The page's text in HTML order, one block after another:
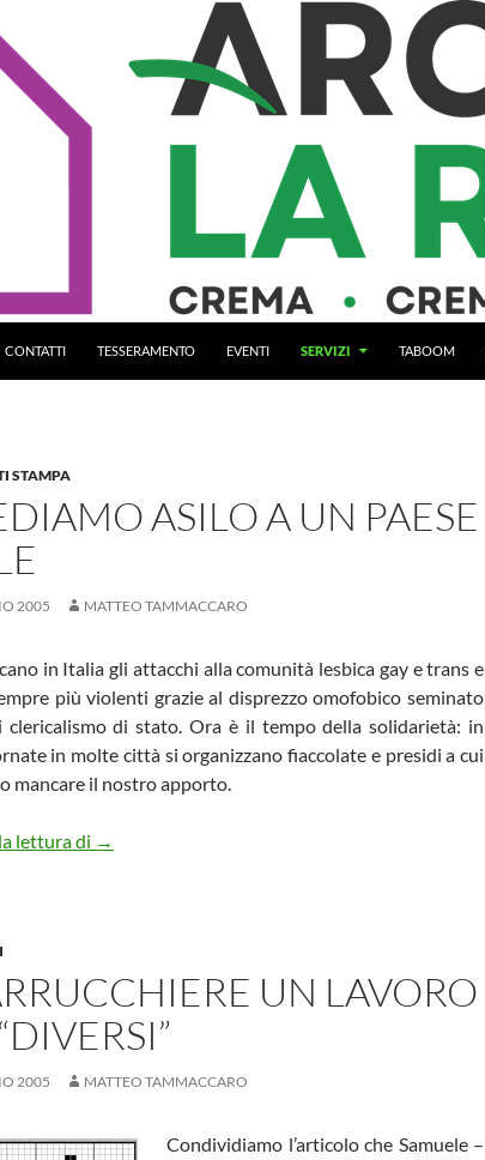
CONTATTI TESSERAMENTO EVENTI SERVIZI TABOOM
STAMPA
ASILO A UN PAESE
2005 MATTEO TAMMACCARO
in Italia gli attacchi alla comunità lesbica gay e trans e
più violenti grazie al disprezzo omofobico seminato
clericalismo di stato. Ora è il tempo della solidarietà: in
in molte città si organizzano fiaccolate e presidi a cui
mancare il nostro apporto.
lettura di Chiediamo asilo a un Paese civile
→
UN LAVORO
2005 MATTEO TAMMACCARO
Condividiamo l’articolo che Samuele –